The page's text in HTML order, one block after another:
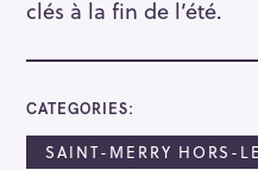
clés à la fin de l’été.
CATEGORIES
SAINT-MERRY HORS-
: